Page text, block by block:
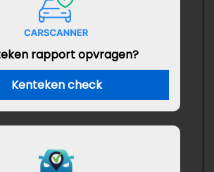
rapport opvragen?
Kenteken check